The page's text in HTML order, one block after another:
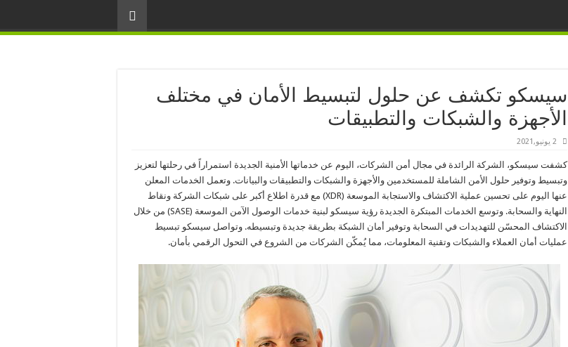
سيسكو تكشف عن حلول لتبسيط الأمان في مختلف
الأجهزة والشبكات والتطبيقات
2 يونيو,2021
كشفت سيسكو، الشركة الرائدة في مجال أمن الشركات، اليوم عن خدماتها الأمنية الجديدة استمراراً في رحلتها لتعزيز
وتبسيط وتوفير حلول الأمن الشاملة للمستخدمين والأجهزة والشبكات والتطبيقات والبيانات. وتعمل الخدمات المعلن
عنها اليوم على تحسين عملية الاكتشاف والاستجابة الموسعة (XDR) مع قدرة اطلاع أكبر على شبكات الشركة ونقاط
النهاية والسحابة. وتوسع الخدمات المبتكرة الجديدة رؤية سيسكو لبنية خدمات الوصول الآمن الموسعة (SASE) من خلال
الاكتشاف المحسّن للتهديدات في السحابة وتوفير أمان الشبكة بطريقة جديدة وتبسيطه. وتواصل سيسكو تبسيط
عمليات أمان العملاء والشبكات وتقنية المعلومات، مما يُمكّن الشركات من الشروع في التحول الرقمي بأمان.